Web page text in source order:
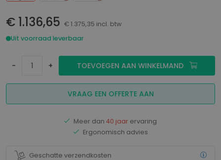
€ 1.136,65 € 1.375,35 incl. btw
Uit voorraad leverbaar
- + TOEVOEGEN AAN WINKELMAND
VRAAG EEN OFFERTE AAN
Meer dan 40 jaar ervaring
Ergonomisch advies
Geschatte verzendkosten